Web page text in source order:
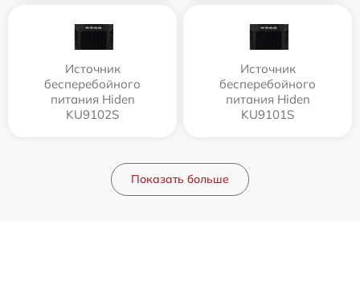
Источник
бесперебойного
питания Hiden
KU9102S
Источник
бесперебойного
питания Hiden
KU9101S
Показать больше